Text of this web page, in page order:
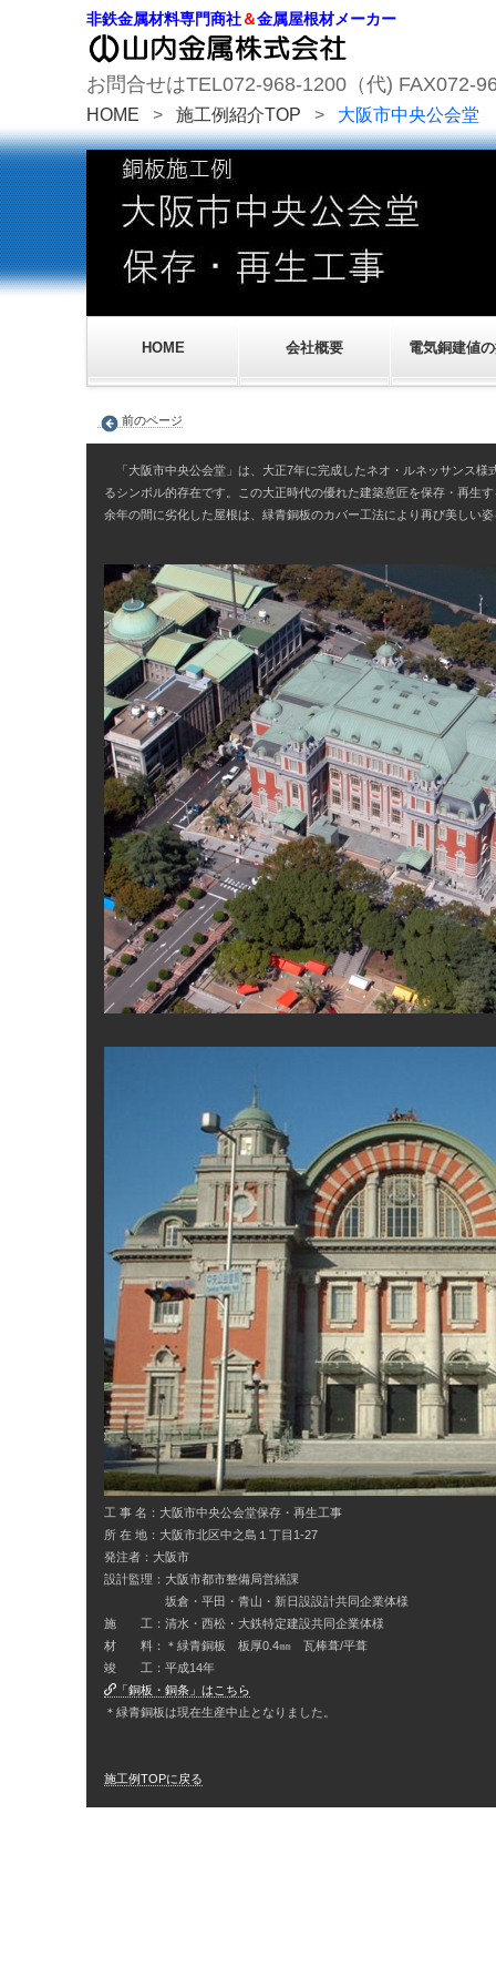
非鉄金属材料専門商社＆金属屋根材メーカー
お問合せはTEL072-968-1200（代) FAX072-
HOME > 施工例紹介TOP > 大阪市中央公会堂
HOME 会社概要 電気銅建値
前のページ
「大阪市中央公会堂」は、大正7年に完成したネオ・ルネッサンス様
るシンボル的存在です。この大正時代の優れた建築意匠を保存・再生
余年の間に劣化した屋根は、緑青銅板のカバー工法により再び美しい
工 事 名：大阪市中央公会堂保存・再生工事
所 在 地：大阪市北区中之島１丁目1-27
発注者：大阪市
設計監理：大阪市都市整備局営繕課
坂倉・平田・青山・新日設設計共同企業体様
施 工：清水・西松・大鉄特定建設共同企業体様
材 料：＊緑青銅板 板厚0.4㎜ 瓦棒葺/平葺
竣 工：平成14年
「銅板・銅条」はこちら
＊緑青銅板は現在生産中止となりました。
施工例TOPに戻る